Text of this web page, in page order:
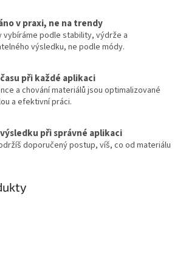
v praxi, ne na trendy
vybíráme podle stability, výdrže a
výsledku, ne podle módy.
při každé aplikaci
a chování materiálů jsou optimalizované
a efektivní práci.
při správné aplikaci
doporučený postup, víš, co od materiálu